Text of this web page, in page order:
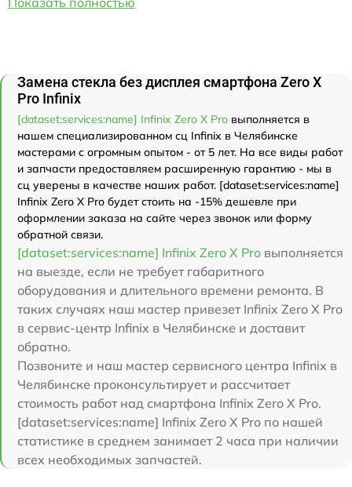
Замена стекла без дисплея смартфона Zero X
Pro Infinix
[dataset:services:name] Infinix Zero X Pro выполняется в
нашем специализированном сц Infinix в Челябинске
мастерами с огромным опытом - от 5 лет. На все виды работ
и запчасти предоставляем расширенную гарантию - мы в
сц уверены в качестве наших работ. [dataset:services:name]
Infinix Zero X Pro будет стоить на -15% дешевле при
оформлении заказа на сайте через звонок или форму
обратной связи.
[dataset:services:name] Infinix Zero X Pro выполняется
на выезде, если не требует габаритного
оборудования и длительного времени ремонта. В
таких случаях наш мастер привезет Infinix Zero X Pro
в сервис-центр Infinix в Челябинске и доставит
обратно.
Позвоните и наш мастер сервисного центра Infinix в
Челябинске проконсультирует и рассчитает
стоимость работ над смартфона Infinix Zero X Pro.
[dataset:services:name] Infinix Zero X Pro по нашей
статистике в среднем занимает 2 часа при наличии
всех необходимых запчастей.